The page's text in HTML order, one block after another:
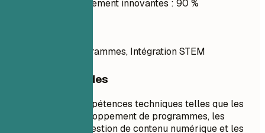
Méthodes d'enseignement innovantes : 90 %
Conception de programmes, Intégration STEM
Conseils rapides
Listez les compétences techniques telles que les
outils de développement de programmes, les
systèmes de gestion de contenu numérique et les